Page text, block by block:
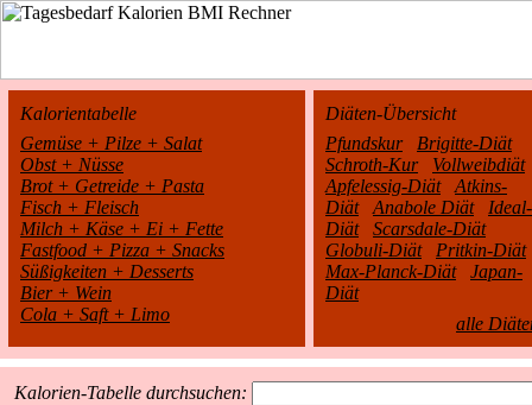
Kalorientabelle
Gemüse + Pilze + Salat
Obst + Nüsse
Brot + Getreide + Pasta
Fisch + Fleisch
Milch + Käse + Ei + Fette
Fastfood + Pizza + Snacks
Süßigkeiten + Desserts
Bier + Wein
Cola + Saft + Limo
Diäten-Übersicht
Pfundskur
Brigitte-Diät
Schroth-Kur
Vollweibdiät
Apfelessig-Diät
Atkins-
Diät
Anabole Diät
Ideal-
Diät
Scarsdale-Diät
Globuli-Diät
Pritkin-Diät
Max-Planck-Diät
Japan-
Diät
alle
Kalorien-Tabelle durchsuchen: